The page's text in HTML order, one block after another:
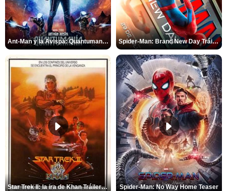
Ant-Man y la Avispa: Quantumanía Tráiler (2) Spider-Man: Brand New Day Tráiler (3)
Star Trek II: la ira de Khan Tráiler VO Spider-Man: No Way Home Teaser